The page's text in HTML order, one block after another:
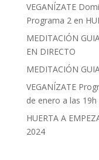
VEGANÍZATE
Programa 2 en
MEDITACIÓN
EN DIRECTO
MEDITACIÓN
VEGANÍZATE
de enero a las
HUERTA A
2024